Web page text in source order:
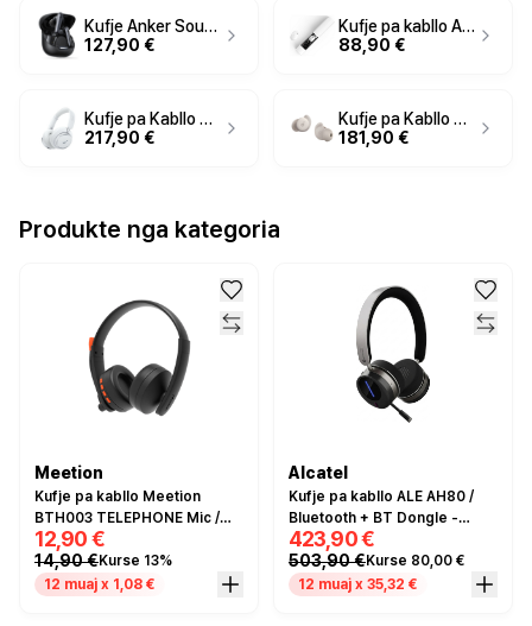
Kufje Anker Soundcore Liberty 4 NC True-Wireless, të zeza
127,90 €
Kufje pa kabllo Anker Soundcore A30i True Wireless In-Ear Earbuds – Bardhë
88,90 €
Kufje pa Kabllo Anker Soundcore Space Q45 Wireless Over-Ear Headphones – Bardhë
217,90 €
Kufje pa Kabllo Anker Soundcore Sleep A20 True Wireless In-Ear Headphones – Bardhë
181,90 €
Produkte nga kategoria
Meetion
Kufje pa kabllo Meetion
BTH003 TELEPHONE Mic /
Noise reduction / TYPE-C /
Bluetooth 5.1 / e zezë
12,90 €
14,90 €Kurse 13%
12 muaj x 1,08 €
Alcatel
Kufje pa kabllo ALE AH80 /
Bluetooth + BT Dongle -
Zezë
423,90 €
503,90 €Kurse 80,00 €
12 muaj x 35,32 €